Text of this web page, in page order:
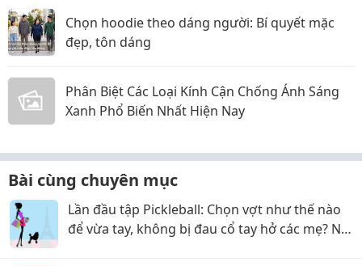
Chọn hoodie theo dáng người: Bí quyết mặc
đẹp, tôn dáng
Phân Biệt Các Loại Kính Cận Chống Ánh Sáng
Xanh Phổ Biến Nhất Hiện Nay
Bài cùng chuyên mục
Lần đầu tập Pickleball: Chọn vợt như thế nào
để vừa tay, không bị đau cổ tay hở các mẹ? Nội